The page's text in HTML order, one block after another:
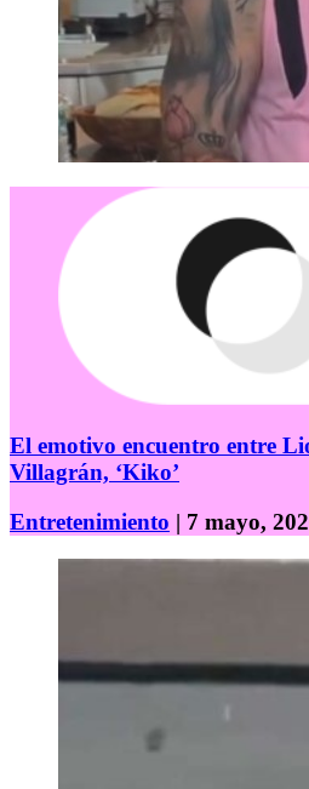
El emotivo encuentro entre
Villagrán, ‘Kiko’
Entretenimiento | 7 mayo,